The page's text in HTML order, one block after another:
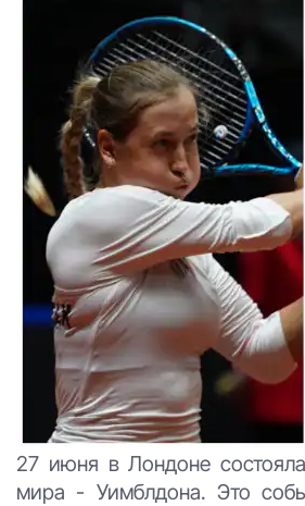
27 июня в Лондоне
мира - Уимблдона. Это